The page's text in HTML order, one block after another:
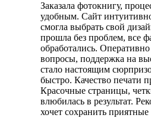
Заказала фотокнигу,
удобным. Сайт
смогла выбрать свой
прошла без проблем, все
обработались.
вопросы, поддержка на
стало настоящим
быстро. Качество печати
Красочные страницы,
влюбилась в результат.
хочет сохранить